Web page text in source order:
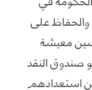
والحفاظ على
معيشة
صندوق النقد
استعدادهم